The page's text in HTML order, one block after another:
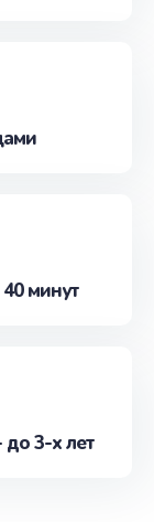
минут
до 3-х лет